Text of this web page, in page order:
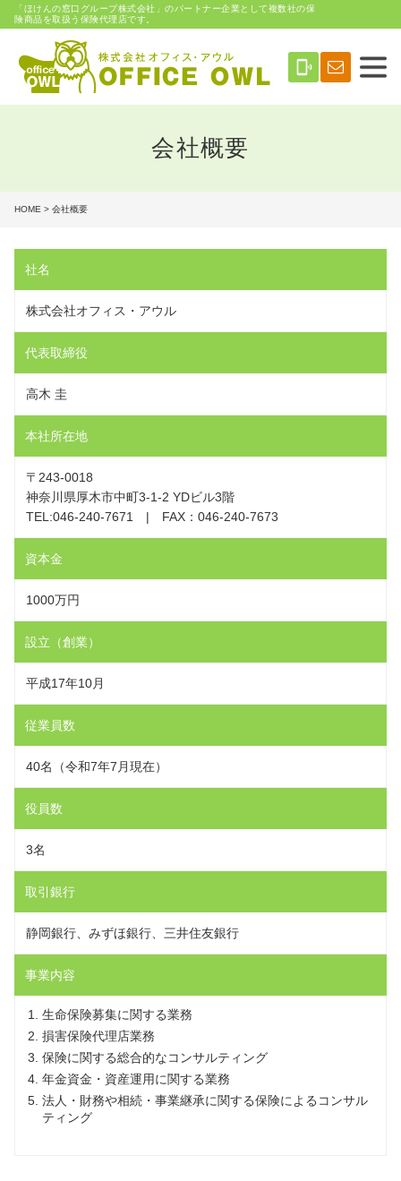
「ほけんの窓口グループ株式会社」のパートナー企業として複数社の保
険商品を取扱う保険代理店です。
phonelink_ring
会社概要
HOME > 会社概要
社名
株式会社オフィス・アウル
代表取締役
高木 圭
本社所在地
〒243-0018
神奈川県厚木市中町3-1-2 YDビル3階
TEL:046-240-7671 | FAX：046-240-7673
資本金
1000万円
設立（創業）
平成17年10月
従業員数
40名（令和7年7月現在）
役員数
3名
取引銀行
静岡銀行、みずほ銀行、三井住友銀行
事業内容
生命保険募集に関する業務
損害保険代理店業務
保険に関する総合的なコンサルティング
年金資金・資産運用に関する業務
法人・財務や相続・事業継承に関する保険によるコンサル
ティング